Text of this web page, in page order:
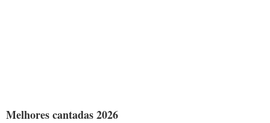
Melhores cantadas 2026